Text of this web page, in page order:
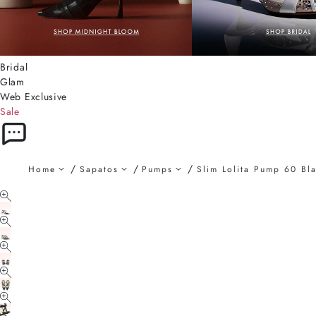
Bridal
Glam
Web Exclusive
Sale
Home Sapatos Pumps Slim Lolita Pump 60